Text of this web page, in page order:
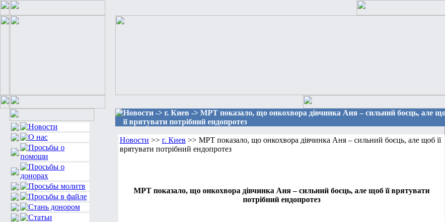
Новости -> г. Киев -> МРТ показало, що онкохвора дівчинка Аня – сильний боєць, але
її врятувати потрібний ендопротез
Новости >> г. Киев >> МРТ показало, що онкохвора дівчинка Аня – сильний боєць, але щоб її
врятувати потрібний ендопротез
МРТ показало, що онкохвора дівчинка Аня – сильний боєць, але щоб її врятувати
потрібний ендопротез